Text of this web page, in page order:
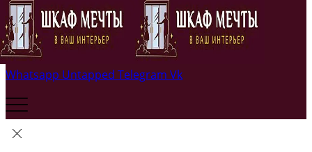
Whatsapp Untapped Telegram Vk